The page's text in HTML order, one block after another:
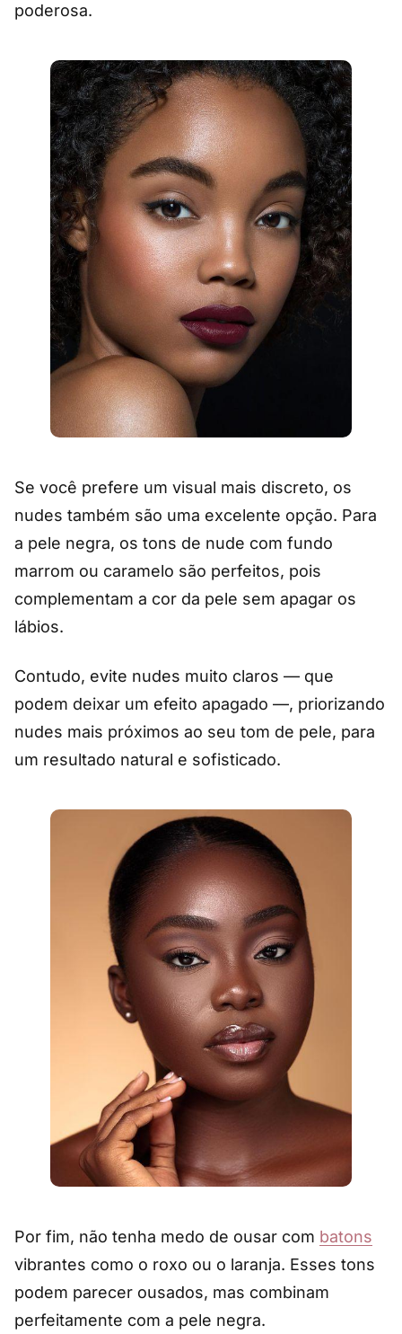
poderosa.
Se você prefere um visual mais discreto, os
nudes também são uma excelente opção. Para
a pele negra, os tons de nude com fundo
marrom ou caramelo são perfeitos, pois
complementam a cor da pele sem apagar os
lábios.
Contudo, evite nudes muito claros — que
podem deixar um efeito apagado —, priorizando
nudes mais próximos ao seu tom de pele, para
um resultado natural e sofisticado.
Por fim, não tenha medo de ousar com batons
vibrantes como o roxo ou o laranja. Esses tons
podem parecer ousados, mas combinam
perfeitamente com a pele negra.